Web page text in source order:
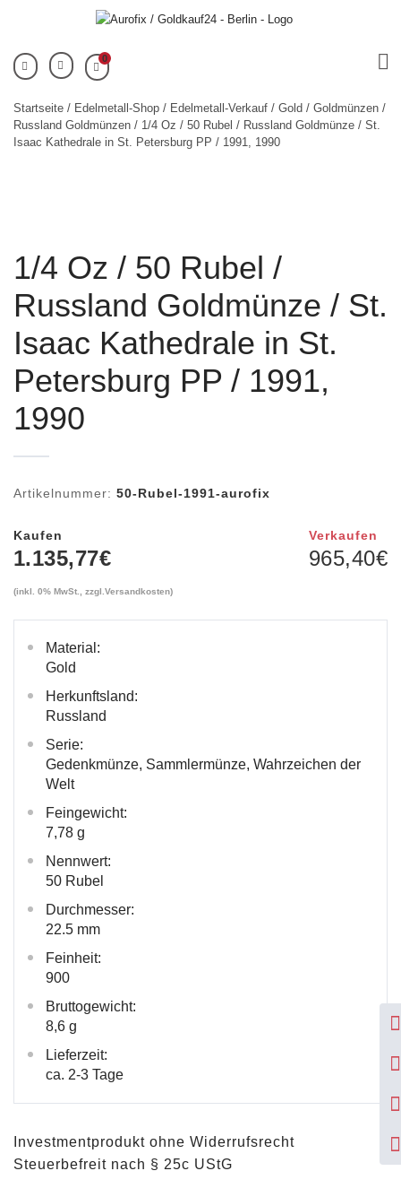
0
Startseite / Edelmetall-Shop / Edelmetall-Verkauf / Gold / Goldmünzen /
Russland Goldmünzen / 1/4 Oz / 50 Rubel / Russland Goldmünze / St.
Isaac Kathedrale in St. Petersburg PP / 1991, 1990
1/4 Oz / 50 Rubel /
Russland Goldmünze / St.
Isaac Kathedrale in St.
Petersburg PP / 1991,
1990
Artikelnummer: 50-Rubel-1991-aurofix
Kaufen
1.135,77€
Verkaufen
965,40€
(inkl. 0% MwSt., zzgl. Versandkosten)
Material:
Gold
Herkunftsland:
Russland
Serie:
Gedenkmünze, Sammlermünze, Wahrzeichen der
Welt
Feingewicht:
7,78 g
Nennwert:
50 Rubel
Durchmesser:
22.5 mm
Feinheit:
900
Bruttogewicht:
8,6 g
Lieferzeit:
ca. 2-3 Tage
Investmentprodukt ohne Widerrufsrecht
Steuerbefreit nach § 25c UStG